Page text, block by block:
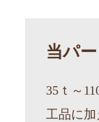
当パ
35ｔ～
工品に